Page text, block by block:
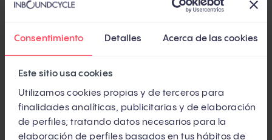
Consentimiento Detalles Acerca de las cookies
Este sitio usa cookies
Utilizamos cookies propias y de terceros para
finalidades analíticas, publicitarias y de elaboración
de perfiles; tratando datos necesarios para la
elaboración de perfiles basados en tus hábitos de
Antes de instalar Magento, es crucial asegurarse de
que el servidor cumpla con los requisitos mínimos
para garantizar un rendimiento óptimo. Magento
necesita versiones específicas dePHP, MySQL y